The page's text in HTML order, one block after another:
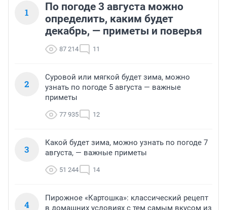
1
По погоде 3 августа можно
определить, каким будет
декабрь, — приметы и поверья
87 214 11
2
Суровой или мягкой будет зима, можно
узнать по погоде 5 августа — важные
приметы
77 935 12
3
Какой будет зима, можно узнать по погоде 7
августа, — важные приметы
51 244 14
4
Пирожное «Картошка»: классический рецепт
в домашних условиях с тем самым вкусом из